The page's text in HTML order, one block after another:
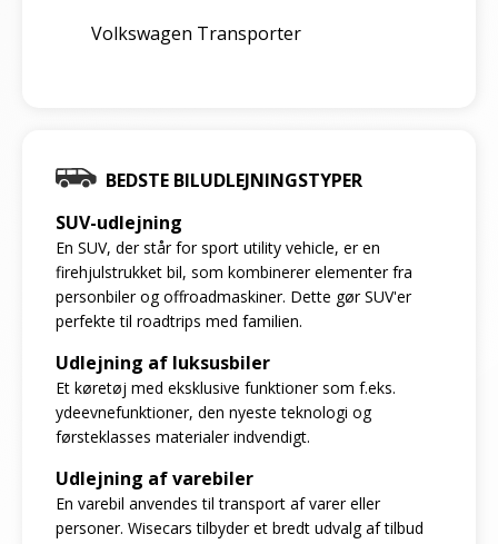
Volkswagen Transporter
BEDSTE BILUDLEJNINGSTYPER
SUV-udlejning
En SUV, der står for sport utility vehicle, er en
firehjulstrukket bil, som kombinerer elementer fra
personbiler og offroadmaskiner. Dette gør SUV'er
perfekte til roadtrips med familien.
Udlejning af luksusbiler
Et køretøj med eksklusive funktioner som f.eks.
ydeevnefunktioner, den nyeste teknologi og
førsteklasses materialer indvendigt.
Udlejning af varebiler
En varebil anvendes til transport af varer eller
personer. Wisecars tilbyder et bredt udvalg af tilbud